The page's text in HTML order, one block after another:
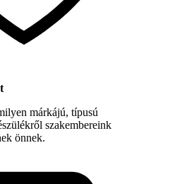
márkájú, típusú
szakembereink
önnek.